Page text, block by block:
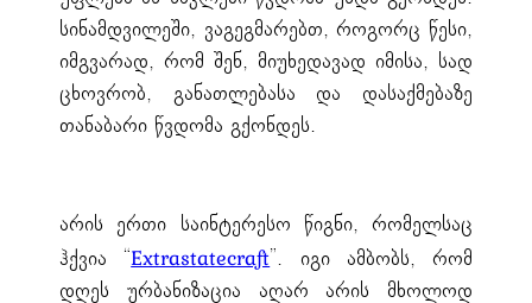
სინამდვილეში, ვაგეგმარებთ, როგორც წესი,
იმგვარად, რომ შენ, მიუხედავად იმისა, სად
ცხოვრობ, განათლებასა და დასაქმებაზე
თანაბარი წვდომა გქონდეს.
არის ერთი საინტერესო წიგნი, რომელსაც
ჰქვია “Extrastatecraft”. იგი ამბობს, რომ
დღეს ურბანიზაცია აღარ არის მხოლოდ